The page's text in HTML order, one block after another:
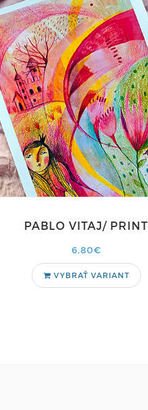
PABLO VITAJ/ PRINT
6,80€
VYBRAŤ VARIANT